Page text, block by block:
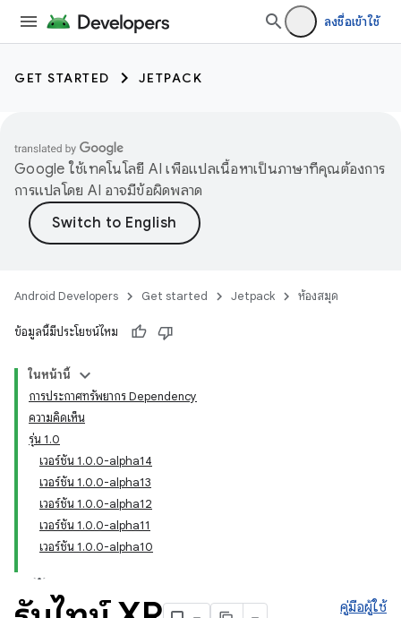
ลงชื่อเข้าใช้
GET STARTED JETPACK
Google ใช้เทคโนโลยี AI เพื่อแปลเนื้อหาเป็นภาษาที่คุณต้องการ
การแปลโดย AI อาจมีข้อผิดพลาด
Android Developers Get started Jetpack ห้องสมุด
ข้อมูลนี้มีประโยชน์ไหม
ในหน้านี้
การประกาศทรัพยากร Dependency
ความคิดเห็น
รุ่น 1.0
เวอร์ชัน 1.0.0-alpha14
เวอร์ชัน 1.0.0-alpha13
เวอร์ชัน 1.0.0-alpha12
เวอร์ชัน 1.0.0-alpha11
เวอร์ชัน 1.0.0-alpha10
คู่มือผู้ใช้